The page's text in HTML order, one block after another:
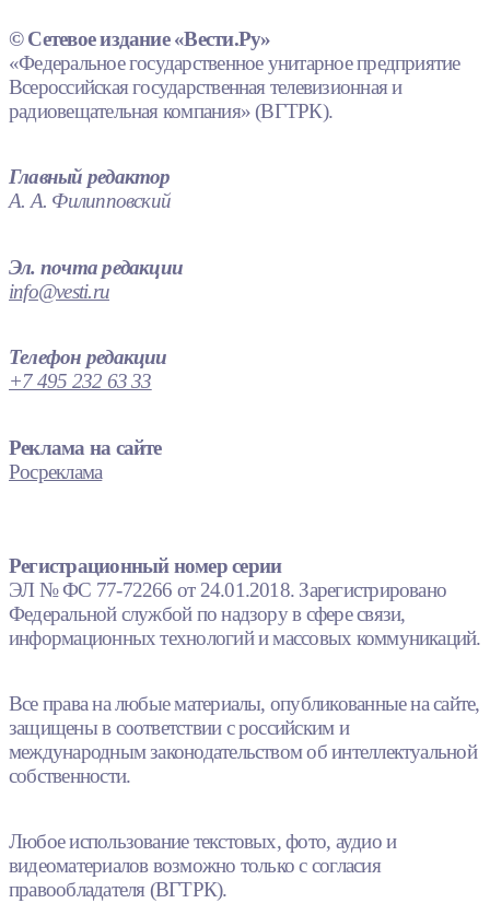
© Сетевое издание «Вести.Ру»
«Федеральное государственное унитарное предприятие
Всероссийская государственная телевизионная и
радиовещательная компания» (ВГТРК).
Главный редактор
А. А. Филипповский
Эл. почта редакции
info@vesti.ru
Телефон редакции
+7 495 232 63 33
Реклама на сайте
Росреклама
Регистрационный номер серии
ЭЛ № ФС 77-72266 от 24.01.2018. Зарегистрировано
Федеральной службой по надзору в сфере связи,
информационных технологий и массовых коммуникаций.
Все права на любые материалы, опубликованные на сайте,
защищены в соответствии с российским и
международным законодательством об интеллектуальной
собственности.
Любое использование текстовых, фото, аудио и
видеоматериалов возможно только с согласия
правообладателя (ВГТРК).